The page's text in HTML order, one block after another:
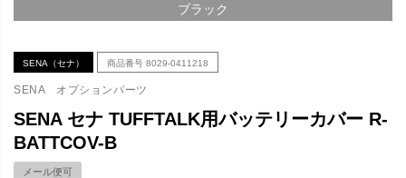
ブラック
SENA（セナ） 商品番号 8029-0411218
SENA オプションパーツ
SENA セナ TUFFTALK用バッテリーカバー R-
BATTCOV-B
メール便可